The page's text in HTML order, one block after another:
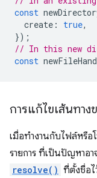
const
create : true,
});
// In this new
const
การแก้ไขเส้นทาง
เมื่อทำงานกับไฟล์หรือ
รายการ ที่เป็นปัญหาอา
resolve() ที่ตั้งชื่อไ